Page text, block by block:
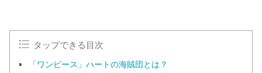
タップできる目次
「ワンピース」ハートの海賊団とは？